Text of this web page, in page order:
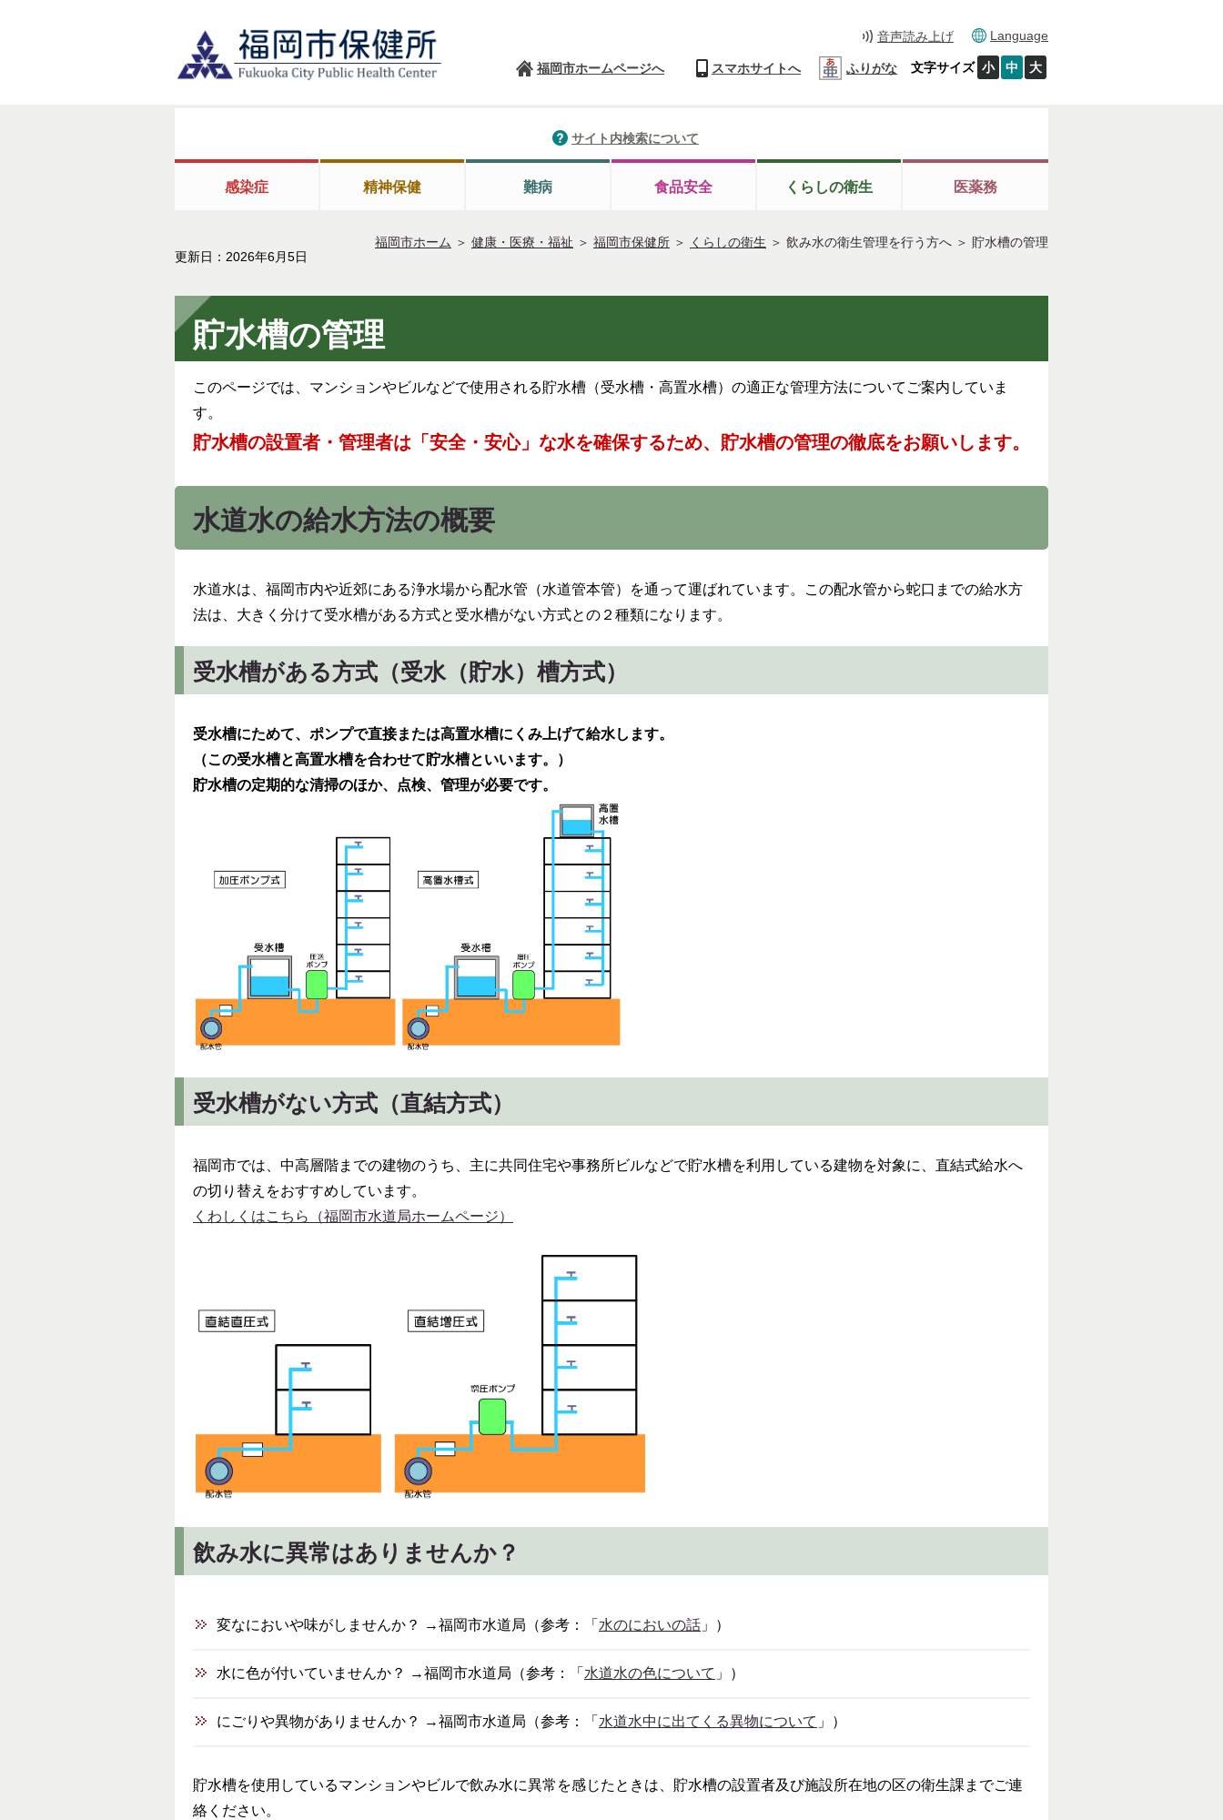
音声読み上げ Language
福岡市ホームページへ スマホサイトへ ふりがな 文字サイズ 小 中 大
サイト内検索について
感染症 精神保健 難病 食品安全 くらしの衛生 医薬務
福岡市ホーム ＞ 健康・医療・福祉 ＞ 福岡市保健所 ＞ くらしの衛生 ＞ 飲み水の衛生管理を行う方へ ＞ 貯水槽の管理
更新日：2026年6月5日
貯水槽の管理
このページでは、マンションやビルなどで使用される貯水槽（受水槽・高置水槽）の適正な管理方法についてご案内していま
す。
貯水槽の設置者・管理者は「安全・安心」な水を確保するため、貯水槽の管理の徹底をお願いします。
水道水の給水方法の概要
水道水は、福岡市内や近郊にある浄水場から配水管（水道管本管）を通って運ばれています。この配水管から蛇口までの給水方
法は、大きく分けて受水槽がある方式と受水槽がない方式との２種類になります。
受水槽がある方式（受水（貯水）槽方式）
受水槽にためて、ポンプで直接または高置水槽にくみ上げて給水します。
（この受水槽と高置水槽を合わせて貯水槽といいます。）
貯水槽の定期的な清掃のほか、点検、管理が必要です。
受水槽がない方式（直結方式）
福岡市では、中高層階までの建物のうち、主に共同住宅や事務所ビルなどで貯水槽を利用している建物を対象に、直結式給水へ
の切り替えをおすすめしています。
くわしくはこちら（福岡市水道局ホームページ）
飲み水に異常はありませんか？
変なにおいや味がしませんか？ →福岡市水道局（参考：「 水のにおいの話 」）
水に色が付いていませんか？ →福岡市水道局（参考：「 水道水の色について 」）
にごりや異物がありませんか？ →福岡市水道局（参考：「 水道水中に出てくる異物について 」）
貯水槽を使用しているマンションやビルで飲み水に異常を感じたときは、貯水槽の設置者及び施設所在地の区の衛生課までご連
絡ください。